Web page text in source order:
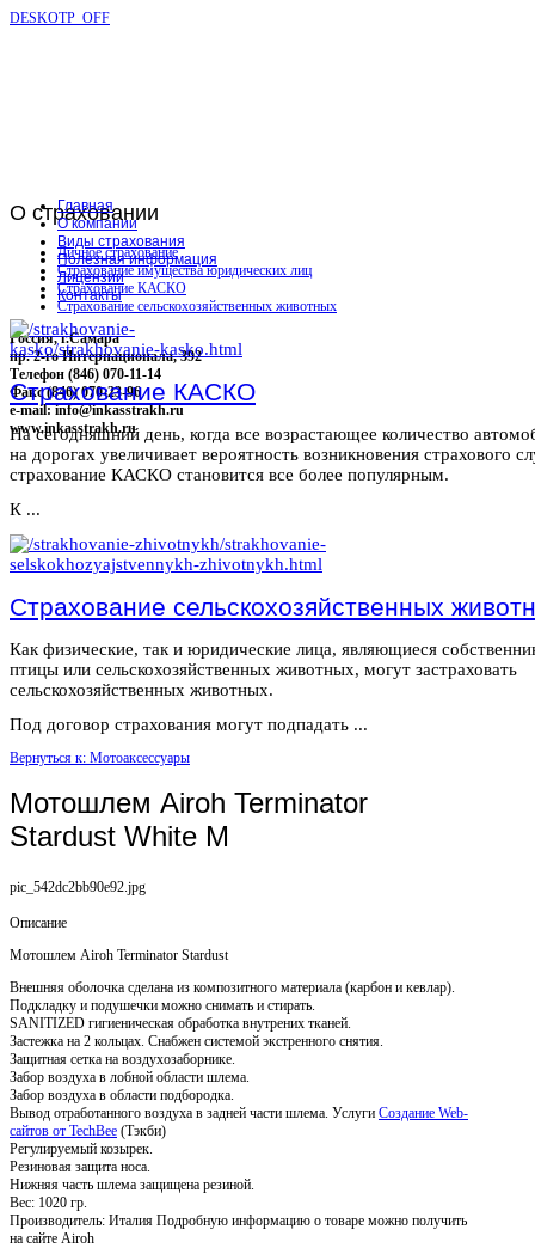
DESKOTP_OFF
О страховании
Личное страхование
Страхование имущества юридических лиц
Страхование КАСКО
Страхование сельскохозяйственных животных
Россия, г.Самара
пр. 2-го Интернационала, 392
Телефон (846) 070-11-14
Факс (846) 070-23-96
e-mail: info@inkasstrakh.ru
www.inkasstrakh.ru
Главная
О компании
Виды страхования
Полезная информация
Лицензии
Контакты
Страхование КАСКО
На сегодняшний день, когда все возрастающее количество
на дорогах увеличивает вероятность возникновения страхового
страхование КАСКО становится все более популярным.
К ...
Страхование сельскохозяйственных
Как физические, так и юридические лица, являющиеся
птицы или сельскохозяйственных животных, могут застраховать
сельскохозяйственных животных.
Под договор страхования могут подпадать ...
Вернуться к: Мотоаксессуары
Мотошлем Airoh Terminator
Stardust White M
pic_542dc2bb90e92.jpg
Описание
Мотошлем Airoh Terminator Stardust
Внешняя оболочка сделана из композитного материала (карбон и кевлар).
Подкладку и подушечки можно снимать и стирать.
SANITIZED гигиеническая обработка внутрених тканей.
Застежка на 2 кольцах. Снабжен системой экстренного снятия.
Защитная сетка на воздухозаборнике.
Забор воздуха в лобной области шлема.
Забор воздуха в области подбородка.
Вывод отработанного воздуха в задней части шлема. Услуги Создание Web-
сайтов от TechBee (Тэкби)
Регулируемый козырек.
Резиновая защита носа.
Нижняя часть шлема защищена резиной.
Вес: 1020 гр.
Производитель: Италия Подробную информацию о товаре можно получить
на сайте Airoh